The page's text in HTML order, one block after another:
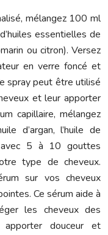
mélangez 100 ml
essentielles de
ou citron). Versez
en verre foncé et
spray peut être utilisé
et leur apporter
capillaire, mélangez
d’argan, l’huile de
avec 5 à 10 gouttes
type de cheveux.
sur vos cheveux
Ce sérum aide à
les cheveux des
douceur et